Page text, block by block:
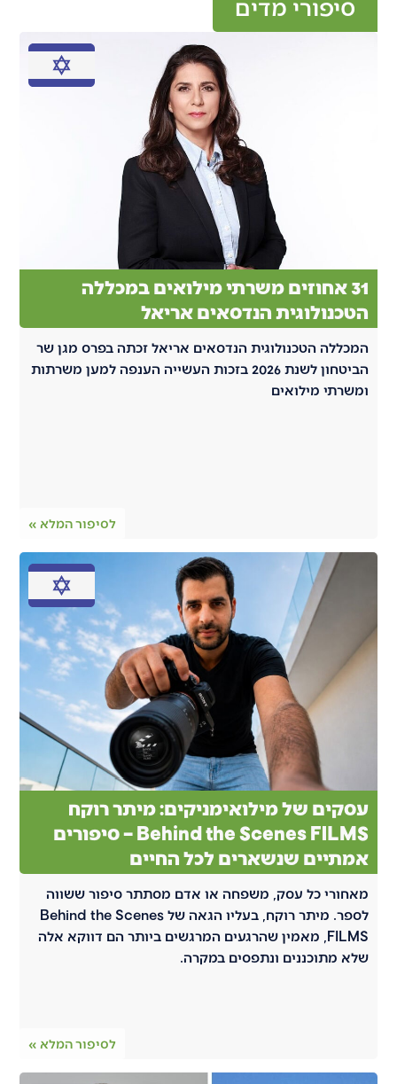
סיפורי מדים
31 אחוזים משרתי מילואים במכללה
הטכנולוגית הנדסאים אריאל
המכללה הטכנולוגית הנדסאים אריאל זכתה בפרס מגן שר
הביטחון לשנת 2026 בזכות העשייה הענפה למען משרתות
ומשרתי מילואים
לסיפור המלא »
עסקים של מילואימניקים: מיתר רוקח
Behind the Scenes FILMS – סיפורים
אמתיים שנשארים לכל החיים
מאחורי כל עסק, משפחה או אדם מסתתר סיפור ששווה
לספר. מיתר רוקח, בעליו הגאה של Behind the Scenes
FILMS, מאמין שהרגעים המרגשים ביותר הם דווקא אלה
שלא מתוכננים ונתפסים במקרה.
לסיפור המלא »